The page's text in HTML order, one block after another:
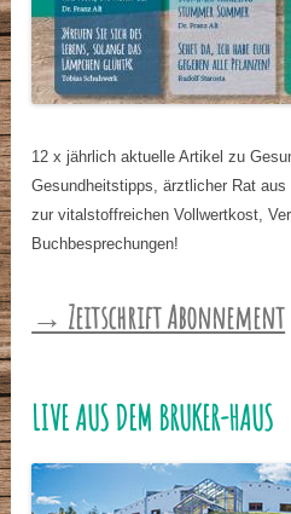
12 x jährlich aktuelle Artikel zu
Gesundheitstipps, ärztlicher Rat
zur vitalstoffreichen Vollwertkost,
Buchbesprechungen!
→ Zeitschrift Abonnement
LIVE AUS DEM BRUKER-HAUS